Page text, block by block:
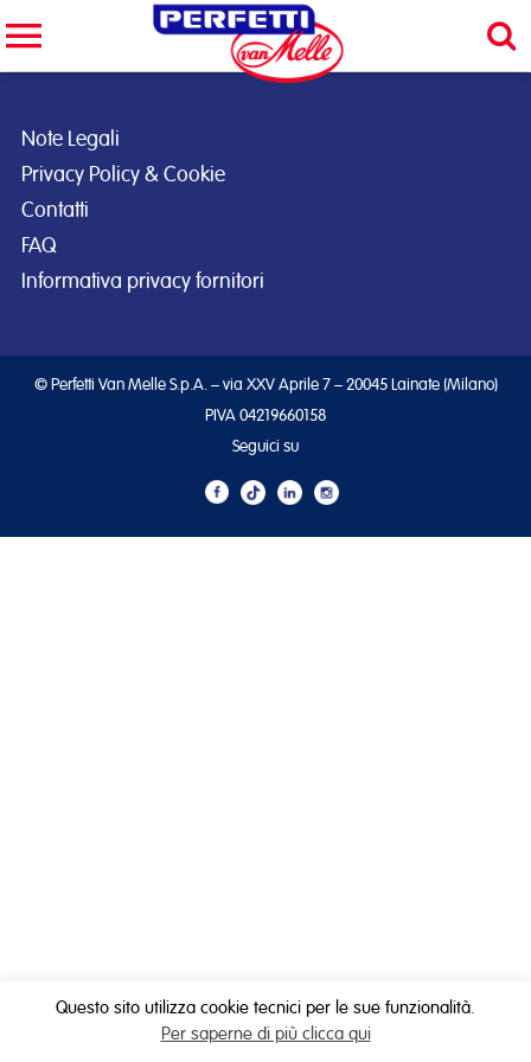
Note Legali
Privacy Policy & Cookie
Contatti
FAQ
Informativa privacy fornitori
© Perfetti Van Melle S.p.A. – via XXV Aprile 7 – 20045 Lainate (Milano)
PIVA 04219660158
Seguici su
Questo sito utilizza cookie tecnici per le sue funzionalità.
Per saperne di più clicca qui